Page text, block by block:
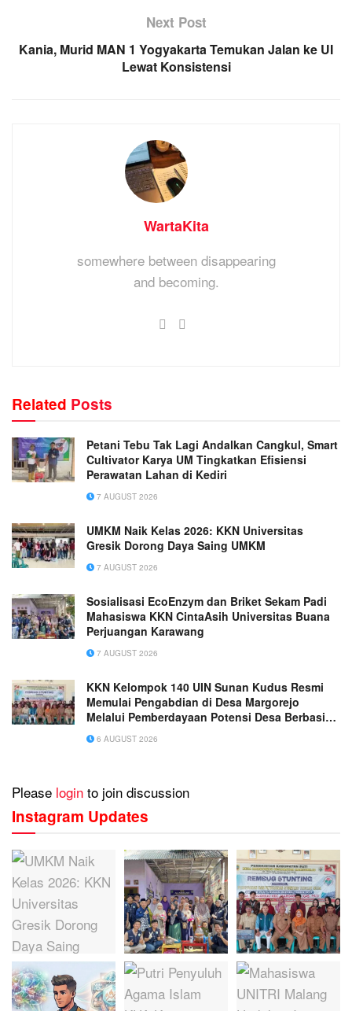
Next Post
Kania, Murid MAN 1 Yogyakarta Temukan Jalan ke UI
Lewat Konsistensi
WartaKita
somewhere between disappearing
and becoming.
Related Posts
Petani Tebu Tak Lagi Andalkan Cangkul, Smart
Cultivator Karya UM Tingkatkan Efisiensi
Perawatan Lahan di Kediri
7 AUGUST 2026
UMKM Naik Kelas 2026: KKN Universitas
Gresik Dorong Daya Saing UMKM
7 AUGUST 2026
Sosialisasi EcoEnzym dan Briket Sekam Padi
Mahasiswa KKN CintaAsih Universitas Buana
Perjuangan Karawang
7 AUGUST 2026
KKN Kelompok 140 UIN Sunan Kudus Resmi
Memulai Pengabdian di Desa Margorejo
Melalui Pemberdayaan Potensi Desa Berbasis
Ekoteologi
6 AUGUST 2026
Please login to join discussion
Instagram Updates